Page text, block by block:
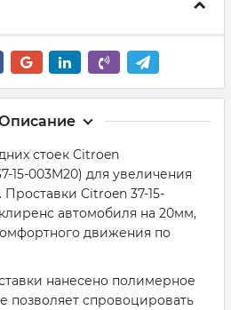
стоек Citroen
003M20) для увеличения
Citroen 37-15-
автомобиля на 20мм,
движения по
нанесено полимерное
позволяет спровоцировать